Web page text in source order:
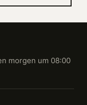
morgen um 08:00